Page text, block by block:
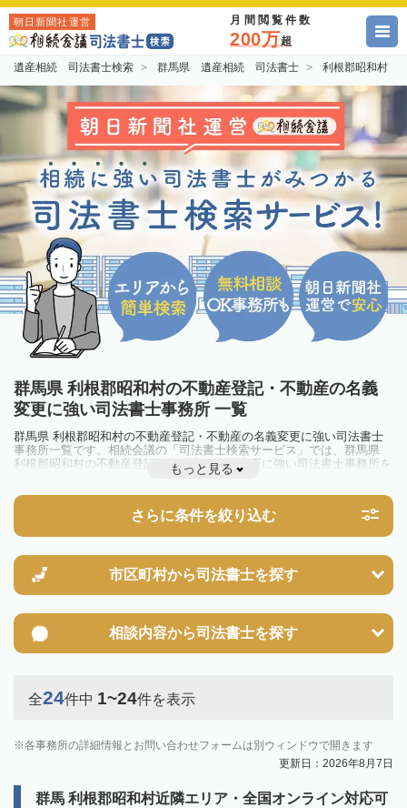
朝日新聞社運営 月間閲覧件数
200万超
遺産相続 司法書士検索 群馬県 遺産相続 司法書士 利根郡昭和村
群馬県 利根郡昭和村の不動産登記・不動産の名義
変更に強い司法書士事務所 一覧
群馬県 利根郡昭和村の不動産登記・不動産の名義変更に強い司法書士
事務所一覧です。相続会議の「司法書士検索サービス」では、群馬県
利根郡昭和村の不動産登記・不動産の名義変更に強い司法書士事務所を
一覧で見ることが出来ます。相続のトラブルやお悩みを抱えている方は
もっと見る
さらに条件を絞り込む
市区町村から司法書士を探す
相談内容から司法書士を探す
全24件中 1~24件を表示
各事務所の詳細情報とお問い合わせフォームは別ウィンドウで開きます
更新日：2026年8月7日
群馬 利根郡昭和村近隣エリア・全国オンライン対応可